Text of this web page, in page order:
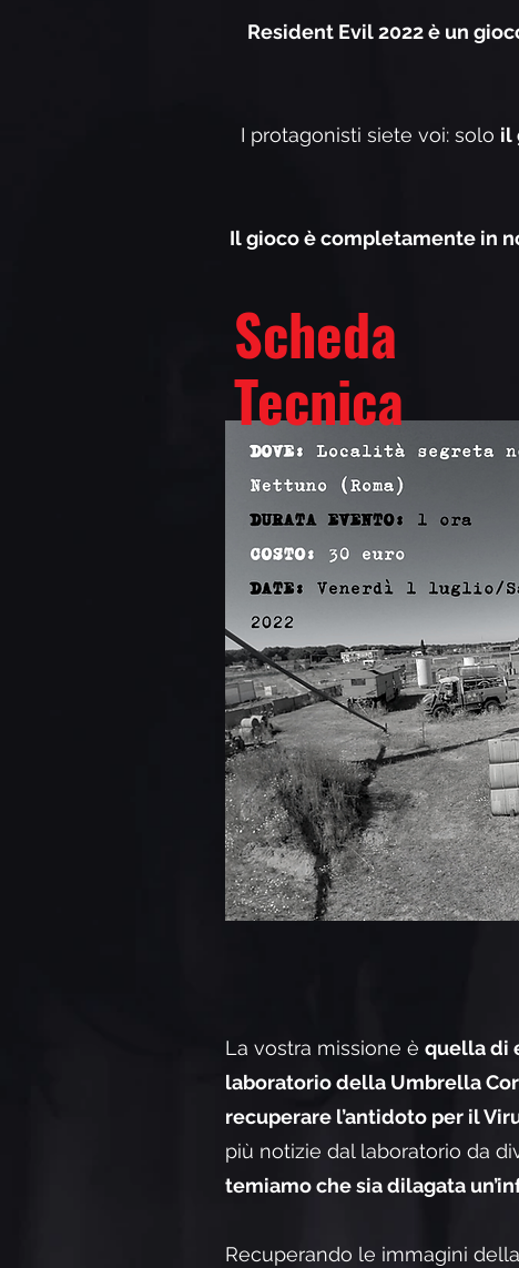
Resident Evil 2022 è un
I protagonisti siete voi: solo il
Il gioco è completamente in
Scheda
Tecnica
La vostra missione è quella di
laboratorio della Umbrella
recuperare l’antidoto per il
più notizie dal laboratorio da
temiamo che sia dilagata
Recuperando le immagini